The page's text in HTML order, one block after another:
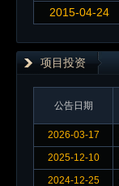
2015-04-24
项目投资
公告日期
2026-03-17
2025-12-10
2024-12-25